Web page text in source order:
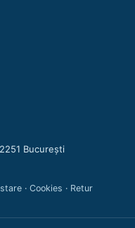
București
· Cookies · Retur